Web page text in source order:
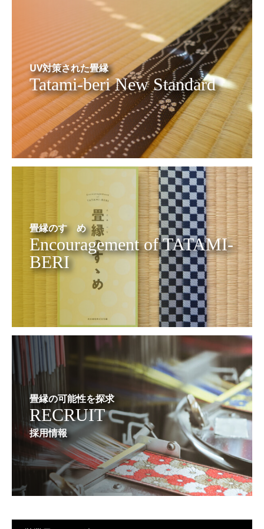
UV対策された畳縁
Tatami-beri New Standard
畳縁のすゝめ
Encouragement of TATAMI-
BERI
畳縁の可能性を探求
RECRUIT
採用情報